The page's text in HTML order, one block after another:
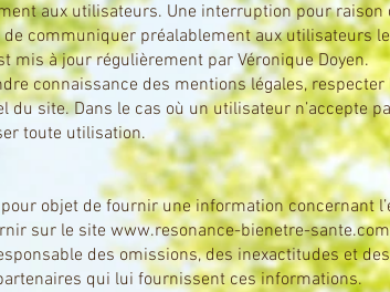
aux utilisateurs. Une interruption pour
communiquer préalablement aux utilisateurs
mis à jour régulièrement par Véronique Doyen.
connaissance des mentions légales,
site. Dans le cas où un utilisateur n’accepte
toute utilisation.
objet de fournir une information concernant
sur le site www.resonance-bienetre-sante.com
des omissions, des inexactitudes et
qui lui fournissent ces informations.